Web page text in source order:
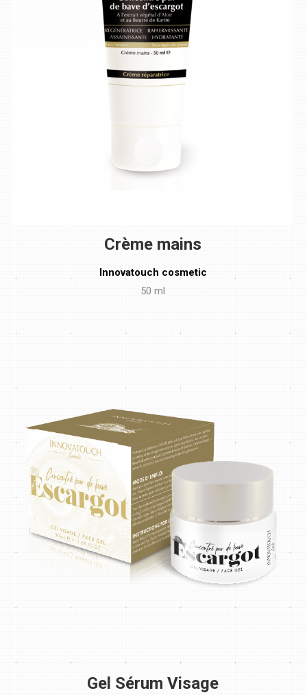
Crème mains
Innovatouch cosmetic
50 ml
Gel Sérum Visage